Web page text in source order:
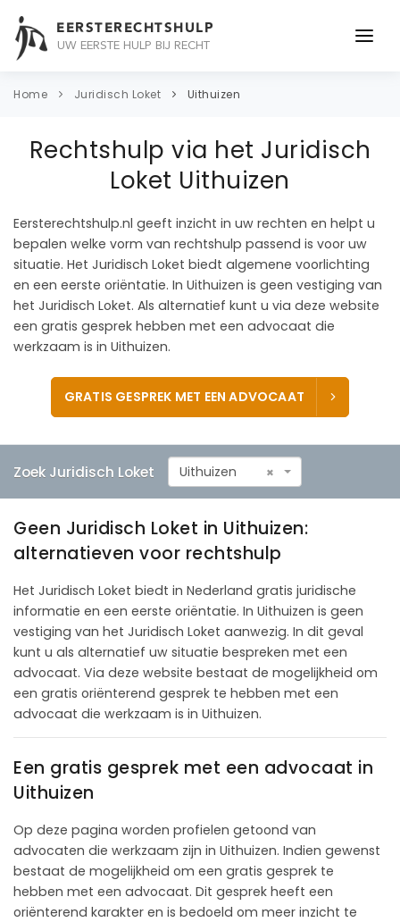
EERSTERECHTSHULP
UW EERSTE HULP BIJ RECHT
ONDERWERPEN
CONTACT
Home Juridisch Loket Uithuizen
Rechtshulp via het Juridisch
Loket Uithuizen
Eersterechtshulp.nl geeft inzicht in uw rechten en helpt u
bepalen welke vorm van rechtshulp passend is voor uw
situatie. Het Juridisch Loket biedt algemene voorlichting
en een eerste oriëntatie. In Uithuizen is geen vestiging van
het Juridisch Loket. Als alternatief kunt u via deze website
een gratis gesprek hebben met een advocaat die
werkzaam is in Uithuizen.
GRATIS GESPREK MET EEN ADVOCAAT
Zoek Juridisch Loket ×
Uithuizen
Geen Juridisch Loket in Uithuizen:
alternatieven voor rechtshulp
Het Juridisch Loket biedt in Nederland gratis juridische
informatie en een eerste oriëntatie. In Uithuizen is geen
vestiging van het Juridisch Loket aanwezig. In dit geval
kunt u als alternatief uw situatie bespreken met een
advocaat. Via deze website bestaat de mogelijkheid om
een gratis oriënterend gesprek te hebben met een
advocaat die werkzaam is in Uithuizen.
Een gratis gesprek met een advocaat in
Uithuizen
Op deze pagina worden profielen getoond van
advocaten die werkzaam zijn in Uithuizen. Indien gewenst
bestaat de mogelijkheid om een gratis gesprek te
hebben met een advocaat. Dit gesprek heeft een
oriënterend karakter en is bedoeld om meer inzicht te